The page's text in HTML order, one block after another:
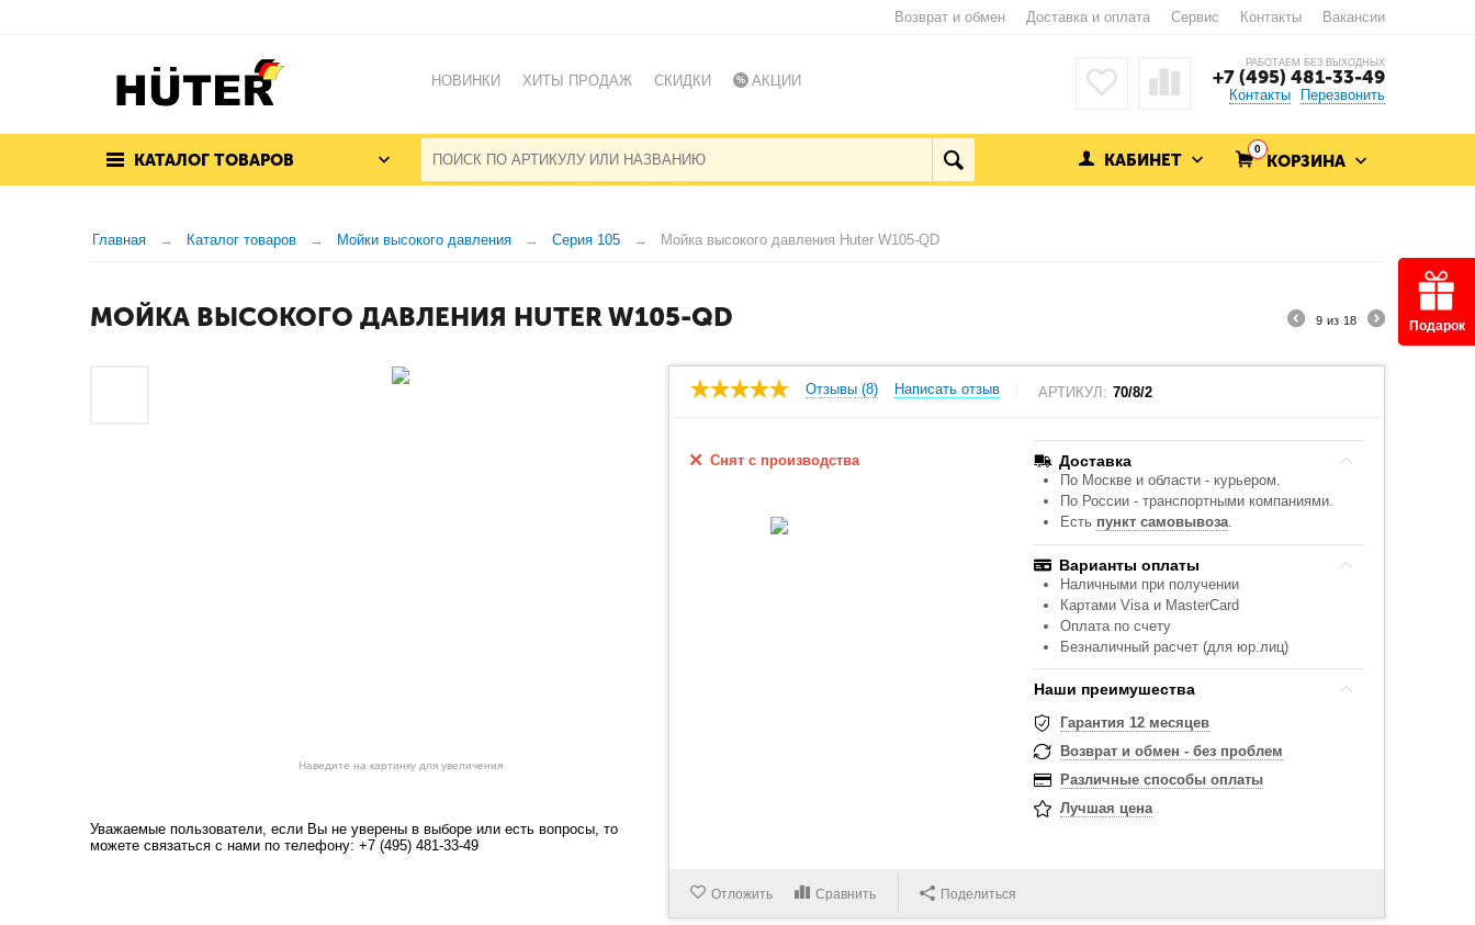
Подарок
Возврат и обмен Доставка и оплата Сервис Контакты Вакансии
НОВИНКИ ХИТЫ ПРОДАЖ СКИДКИ АКЦИИ
РАБОТАЕМ БЕЗ ВЫХОДНЫХ
+7 (495) 481-33-49
Контакты Перезвонить
КАТАЛОГ ТОВАРОВ
0
КОРЗИНА
КАБИНЕТ
Главная Каталог товаров Мойки высокого давления Серия 105 Мойка высокого давления Huter W105-QD
МОЙКА ВЫСОКОГО ДАВЛЕНИЯ HUTER W105-QD 9 из 18
Наведите на картинку для увеличения
Уважаемые пользователи, если Вы не уверены в выборе или есть вопросы, то
можете связаться с нами по телефону: +7 (495) 481-33-49
Отзывы (8) Написать отзыв АРТИКУЛ: 70/8/2
Снят с производства Доставка
По Москве и области - курьером.
По России - транспортными компаниями.
Есть пункт самовывоза.
Варианты оплаты
Наличными при получении
Картами Visa и MasterCard
Оплата по счету
Безналичный расчет (для юр.лиц)
Наши преимушества
Гарантия 12 месяцев
Возврат и обмен - без проблем
Различные способы оплаты
Лучшая цена
Отложить Сравнить Поделиться